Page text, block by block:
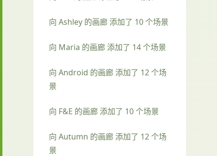
向 Ashley 的画廊 添加了 10 个场景
向 Maria 的画廊 添加了 14 个场景
向 Android 的画廊 添加了 12 个场
景
向 F&E 的画廊 添加了 10 个场景
向 Autumn 的画廊 添加了 12 个场
景